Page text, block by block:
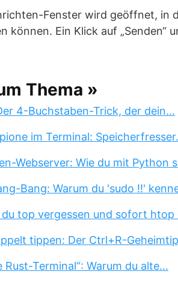
Fenster wird geöffnet, in
können. Ein Klick auf
Thema »
4-Buchstaben-Trick, der dein…
im Terminal:
Webserver: Wie du mit Python
Bang: Warum du 'sudo !!'
du top vergessen und sofort
tippen: Der Ctrl+R-
Rust-Terminal“: Warum du alte…